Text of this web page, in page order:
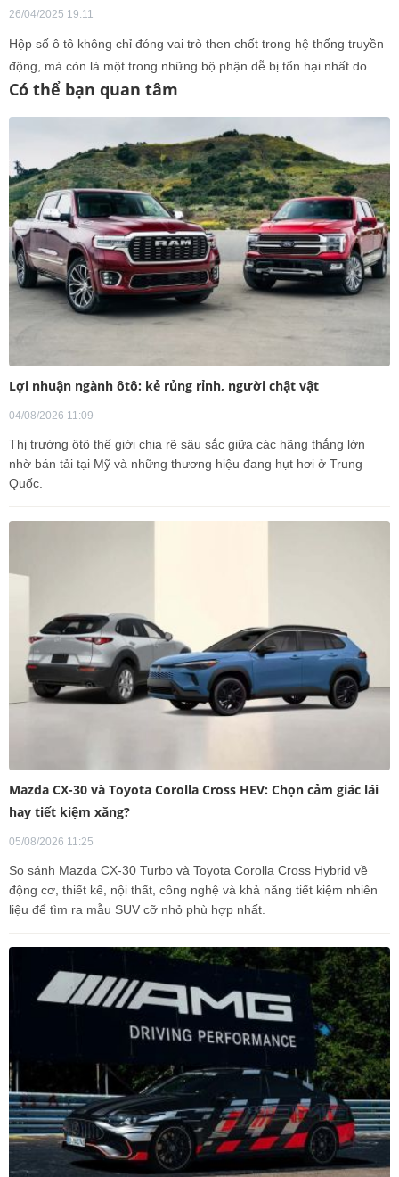
26/04/2025 19:11
Hộp số ô tô không chỉ đóng vai trò then chốt trong hệ thống truyền
động, mà còn là một trong những bộ phận dễ bị tổn hại nhất do
những thói quen sử dụng sai lầm của người lái.
Có thể bạn quan tâm
Lợi nhuận ngành ôtô: kẻ rủng rỉnh, người chật vật
04/08/2026 11:09
Thị trường ôtô thế giới chia rẽ sâu sắc giữa các hãng thắng lớn
nhờ bán tải tại Mỹ và những thương hiệu đang hụt hơi ở Trung
Quốc.
Mazda CX-30 và Toyota Corolla Cross HEV: Chọn cảm giác lái
hay tiết kiệm xăng?
05/08/2026 11:25
So sánh Mazda CX-30 Turbo và Toyota Corolla Cross Hybrid về
động cơ, thiết kế, nội thất, công nghệ và khả năng tiết kiệm nhiên
liệu để tìm ra mẫu SUV cỡ nhỏ phù hợp nhất.